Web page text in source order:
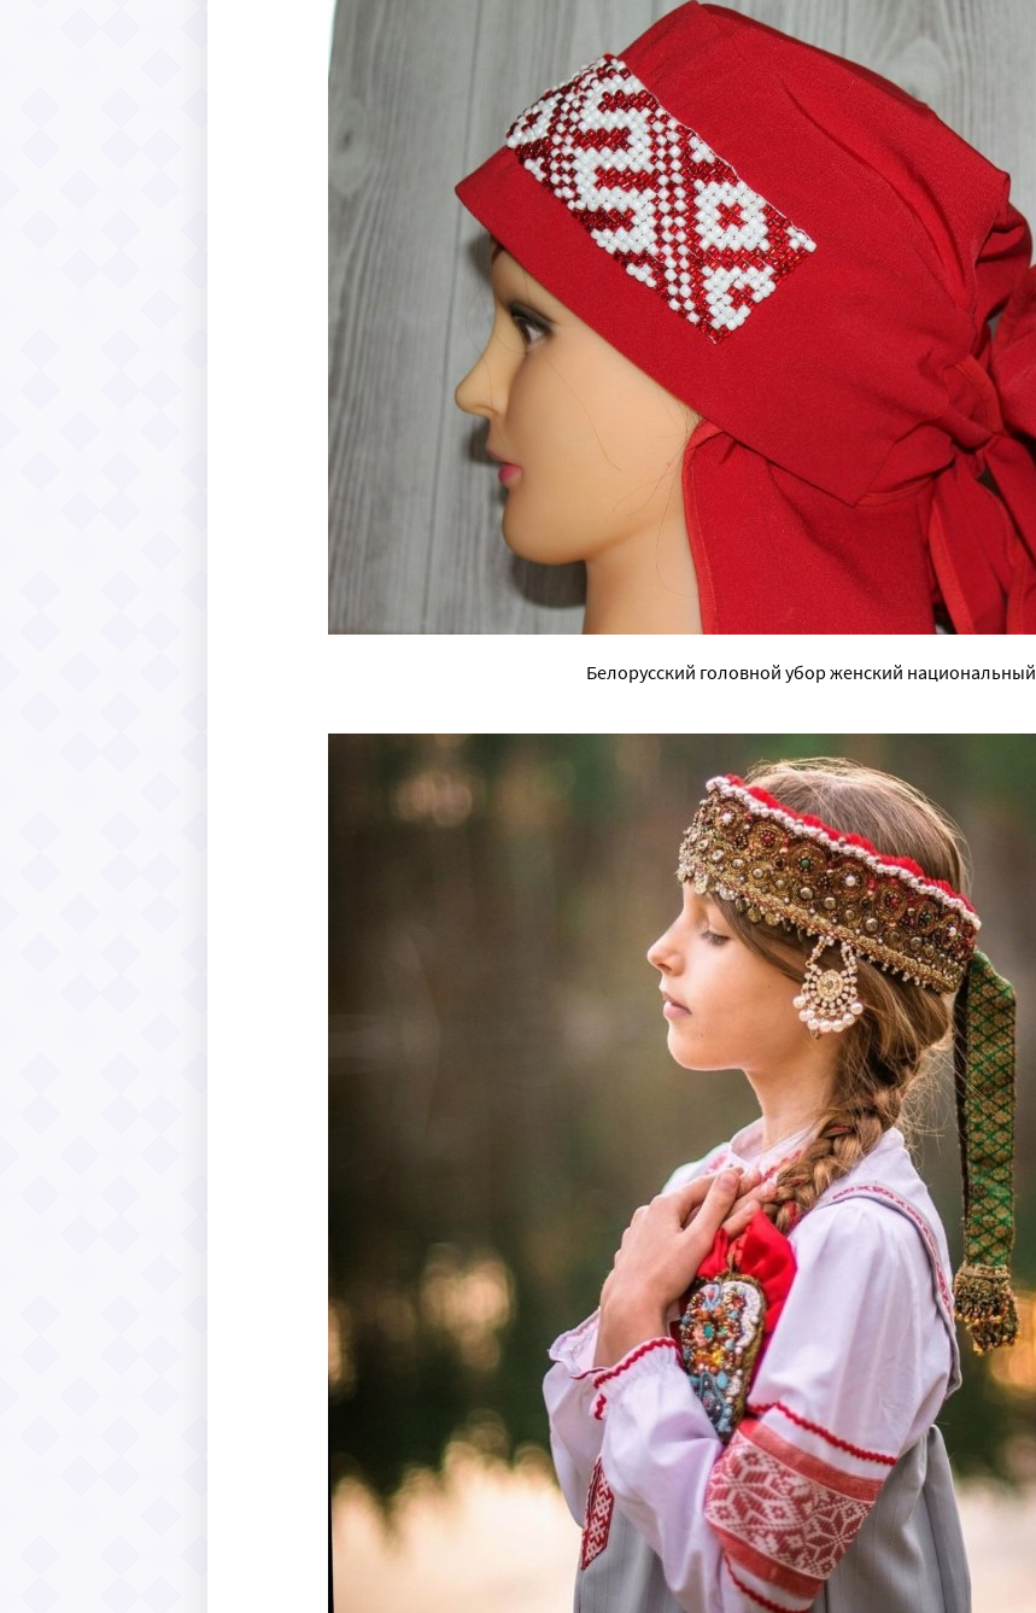
Белорусский головной убор женский национальный